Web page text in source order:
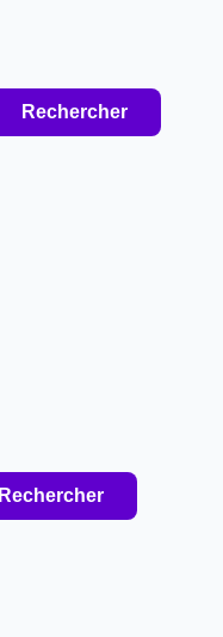
Rechercher
Rechercher